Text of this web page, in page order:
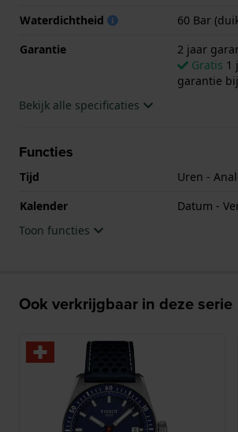
Waterdichtheid
60 Bar
Garantie
2 jaar
Gratis 1
garantie
Bekijk alle specificaties
Functies
Tijd
Uren -
Kalender
Datum -
Toon functies
Ook verkrijgbaar in deze serie